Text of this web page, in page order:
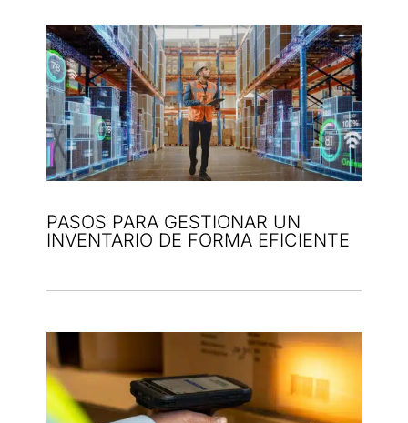
PASOS PARA GESTIONAR UN
INVENTARIO DE FORMA EFICIENTE